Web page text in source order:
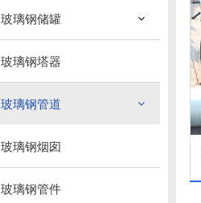
玻璃钢储罐
玻璃钢塔器
玻璃钢管道
玻璃钢烟囱
玻璃钢管件